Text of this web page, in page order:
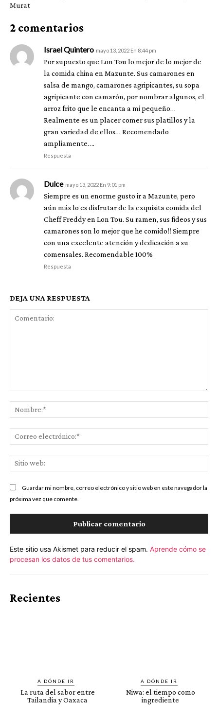
Murat
2 comentarios
Israel Quintero mayo 13, 2022 En 8:44 pm
Por supuesto que Lon Tou lo mejor de lo mejor de
la comida china en Mazunte. Sus camarones en
salsa de mango, camarones agripicantes, su sopa
agripicante con camarón, por nombrar algunos, el
arroz frito que le encanta a mi pequeño…
Realmente es un placer comer sus platillos y la
gran variedad de ellos… Recomendado
ampliamente….
Respuesta
Dulce mayo 13, 2022 En 9:01 pm
Siempre es un enorme gusto ir a Mazunte, pero
aún más lo es disfrutar de la exquisita comida del
Cheff Freddy en Lon Tou. Su ramen, sus fideos y sus
camarones son lo mejor que he comido!! Siempre
con una excelente atención y dedicación a su
comensales. Recomendable 100%
Respuesta
DEJA UNA RESPUESTA
Guardar mi nombre, correo electrónico y sitio web en este navegador la
próxima vez que comente.
Este sitio usa Akismet para reducir el spam. Aprende cómo se
procesan los datos de tus comentarios.
Recientes
A DÓNDE IR
La ruta del sabor entre
Tailandia y Oaxaca
A DÓNDE IR
Niwa: el tiempo como
ingrediente